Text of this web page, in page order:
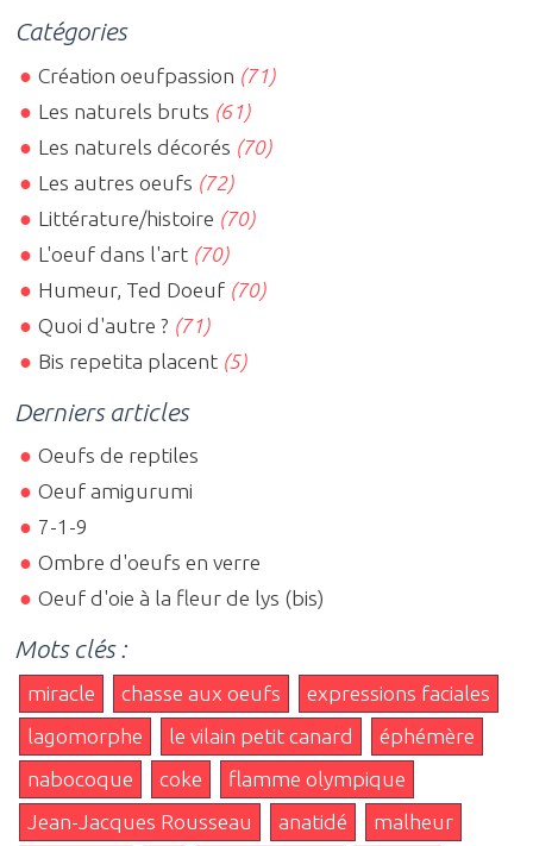
Catégories
Création oeufpassion (71)
Les naturels bruts (61)
Les naturels décorés (70)
Les autres oeufs (72)
Littérature/histoire (70)
L'oeuf dans l'art (70)
Humeur, Ted Doeuf (70)
Quoi d'autre ? (71)
Bis repetita placent (5)
Derniers articles
Oeufs de reptiles
Oeuf amigurumi
7-1-9
Ombre d'oeufs en verre
Oeuf d'oie à la fleur de lys (bis)
Mots clés :
miracle chasse aux oeufs
expressions faciales
lagomorphe
le vilain petit canard
éphémère
nabocoque
coke
flamme olympique
Jean-Jacques Rousseau
anatidé
malheur